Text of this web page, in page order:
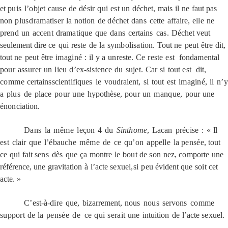
et puis l’objet cause de désir qui est un déchet, mais il ne faut pas
non plusdramatiser la notion de déchet dans cette affaire, elle ne
prend un accent dramatique que dans certains cas. Déchet veut
seulement dire ce qui reste de la symbolisation. Tout ne peut être dit,
tout ne peut être imaginé : il y a unreste. Ce reste est fondamental
pour assurer un lieu d’ex-sistence du sujet. Car si tout est dit,
comme certainsscientifiques le voudraient, si tout est imaginé, il n’y
a plus de place pour une hypothèse, pour un manque, pour une
énonciation.
Dans la même leçon 4 du Sinthome, Lacan précise : « Il
est clair que l’ébauche même de ce qu’on appelle la pensée, tout
ce qui fait sens dès que ça montre le bout de son nez, comporte une
référence, une gravitation à l’acte sexuel,sipeu évident que soitcet
acte. »
C’est-à-dire que, bizarrement, nous nous servons comme
support de la pensée de ce qui serait une intuition de l’acte sexuel.